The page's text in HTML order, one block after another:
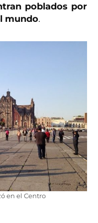
poblados por
mundo.
en el Centro